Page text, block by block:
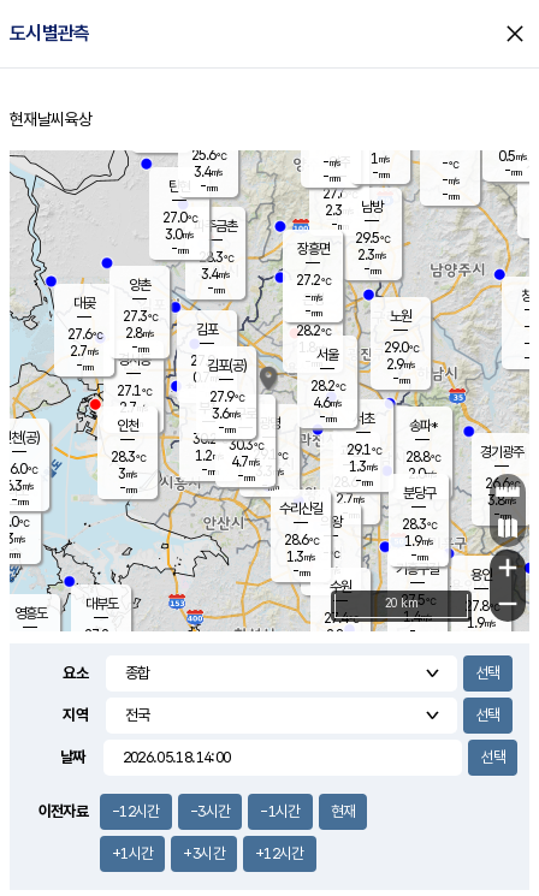
도시별관측 close
홈
현재날씨 육상
의도
℃
m/s
mm
영흥도
양주
27.6℃
2.3
-mm
과천
28.6℃
2.7m/s
- mm
용인
27.8℃
1.9m/s
경기광주
26.6℃
3.8m/s
-mm
2.2m/s
대부도
27.2
경서동
27.1℃
2.7 m/s
-mm
파주금촌
28.3℃
3.4m/s
-mm
-℃
-m/s
-mm
대곶
27.6℃
2.7m/s
-mm
창
-
-m/
-
탄현
27.0℃
3.0m/s
-mm
0.5m/s
-mm
의왕
- ℃
m/s
mm
김포
27.0℃
0.7 m/s
mm
광명
29.1
℃
3.3 m/s
-mm
부천
30.2℃
1.2m/s
-mm
양촌
27.3℃
2.8m/s
-mm
구로
30.3℃
4.7m/s
-mm
은평
28.2℃
1.8 m/s
- mm
노원
29.0℃
2.9m/s
-mm
송파*
28.8℃
2.0m/s
-mm
서초
29.1℃
1.3m/s
-mm
남방
29.5℃
2.3m/s
-mm
기흥구갈
27.5℃
1.4m/s
-
수리산길
28.6℃
1.3m/s
-mm
분당구
28.3℃
1.9m/s
-mm
장흥면
27.2℃
-m/s
-mm
-m/s
-mm
인천(공)
26.0℃
6.3m/s
-mm
김포(공)
27.9℃
3.6m/s
-mm
수원
27.4℃
2.8 m/s
인천
28.3℃
3m/s
-mm
서울
28.2℃
4.6m/s
-mm
25.6℃
3.4m/s
-mm
1 m/s
-mm
+
−
20 km
요소
지역
날짜
이전자료 -12시간 -3시간 -1시간 현재
+1시간 +3시간 +12시간